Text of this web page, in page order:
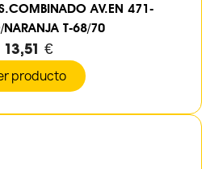
AV.EN 471-
NARANJA T-68/70
13,51 €
producto